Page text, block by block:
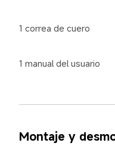
1 correa de cuero
1 manual del usuario
Montaje y